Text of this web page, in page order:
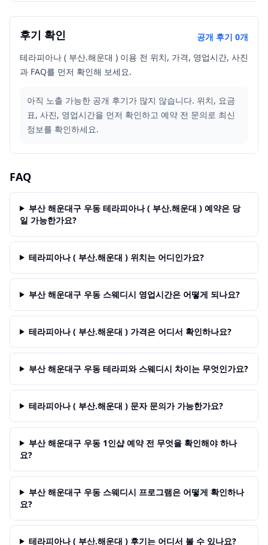
후기 확인 공개 후기 0개
테라피아나 ( 부산.해운대 ) 이용 전 위치, 가격, 영업시간, 사진
과 FAQ를 먼저 확인해 보세요.
아직 노출 가능한 공개 후기가 많지 않습니다. 위치, 요금
표, 사진, 영업시간을 먼저 확인하고 예약 전 문의로 최신
정보를 확인하세요.
FAQ
부산 해운대구 우동 테라피아나 ( 부산.해운대 ) 예약은 당
일 가능한가요?
테라피아나 ( 부산.해운대 ) 위치는 어디인가요?
부산 해운대구 우동 스웨디시 영업시간은 어떻게 되나요?
테라피아나 ( 부산.해운대 ) 가격은 어디서 확인하나요?
부산 해운대구 우동 테라피와 스웨디시 차이는 무엇인가요?
테라피아나 ( 부산.해운대 ) 문자 문의가 가능한가요?
부산 해운대구 우동 1인샵 예약 전 무엇을 확인해야 하나
요?
부산 해운대구 우동 스웨디시 프로그램은 어떻게 확인하나
요?
테라피아나 ( 부산.해운대 ) 후기는 어디서 볼 수 있나요?